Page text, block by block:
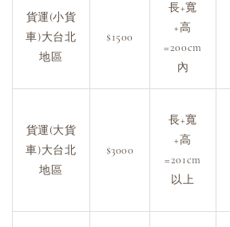
貨運(小貨
車)大台北
地區
$1500
長+寬
+高
=200cm
內
貨運(大貨
車)大台北
地區
$3000
長+寬
+高
=201cm
以上